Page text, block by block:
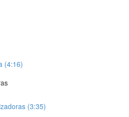
(4:16)
(3:35)